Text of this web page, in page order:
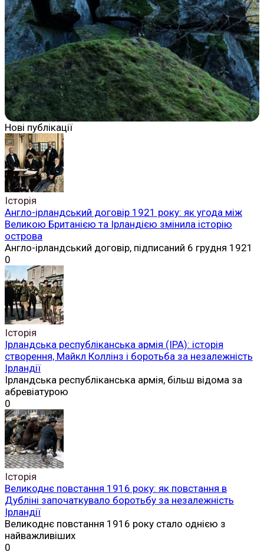
Нові публікації
Історія
Англо-ірландський договір 1921 року: як угода між
Великою Британією та Ірландією змінила історію
острова
Англо-ірландський договір, підписаний 6 грудня 1921
0
Історія
Ірландська республіканська армія (ІРА): історія
створення, Майкл Коллінз і боротьба за незалежність
Ірландії
Ірландська республіканська армія, більш відома за
абревіатурою
0
Історія
Великоднє повстання 1916 року: як повстання в
Дубліні започаткувало боротьбу за незалежність
Ірландії
Великоднє повстання 1916 року стало однією з
найважливіших
0